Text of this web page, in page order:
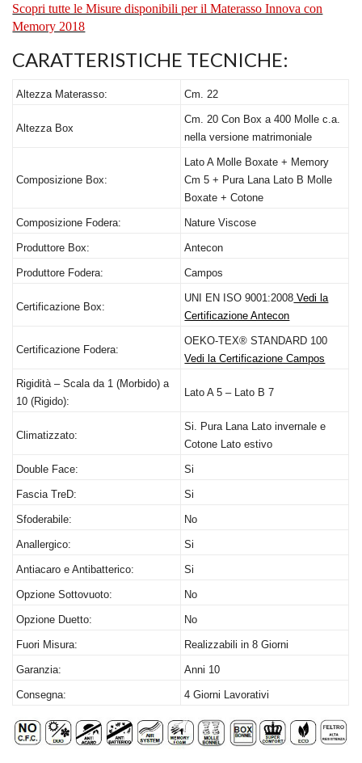
Scopri tutte le Misure disponibili per il Materasso Innova con
Memory 2018
CARATTERISTICHE TECNICHE:
Altezza Materasso: Cm. 22
Altezza Box
Cm. 20 Con Box a 400 Molle c.a.
nella versione matrimoniale
Composizione Box:
Lato A Molle Boxate + Memory
Cm 5 + Pura Lana Lato B Molle
Boxate + Cotone
Composizione Fodera: Nature Viscose
Produttore Box: Antecon
Produttore Fodera: Campos
Certificazione Box:
UNI EN ISO 9001:2008 Vedi la
Certificazione Antecon
Certificazione Fodera:
OEKO-TEX®STANDARD 100
Vedi la Certificazione Campos
Rigidità – Scala da 1 (Morbido) a
10 (Rigido):
Lato A 5 – Lato B 7
Climatizzato:
Si. Pura Lana Lato invernale e
Cotone Lato estivo
Double Face: Si
Fascia TreD: Si
Sfoderabile: No
Anallergico: Si
Antiacaro e Antibatterico: Si
Opzione Sottovuoto: No
Opzione Duetto: No
Fuori Misura: Realizzabili in 8 Giorni
Garanzia: Anni 10
Consegna: 4 Giorni Lavorativi